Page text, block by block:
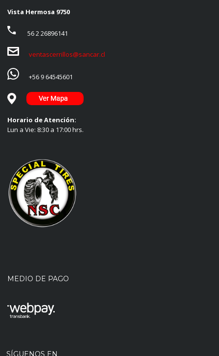
Vista Hermosa 9750
56 2 26896141
ventascerrillos@sancar.cl
+56 9 64545601
Horario de Atención:
Lun a Vie: 8:30 a 17:00 hrs.
MEDIO DE PAGO
SÍGUENOS EN